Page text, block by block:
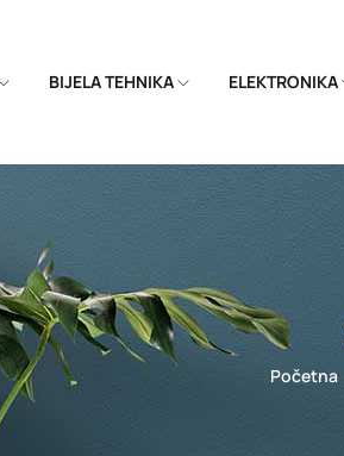
BIJELA TEHNIKA ELEKTRONIKA
Početna